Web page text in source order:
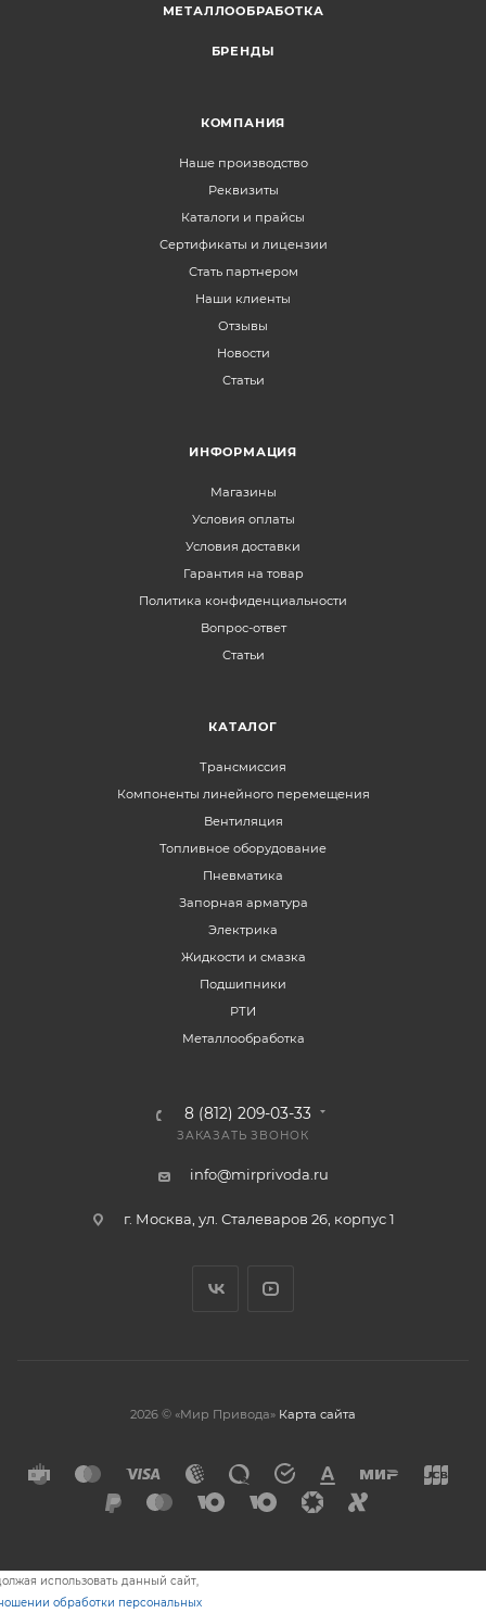
МЕТАЛЛООБРАБОТКА
БРЕНДЫ
КОМПАНИЯ
Наше производство
Реквизиты
Каталоги и прайсы
Сертификаты и лицензии
Стать партнером
Наши клиенты
Отзывы
Новости
Статьи
ИНФОРМАЦИЯ
Магазины
Условия оплаты
Условия доставки
Гарантия на товар
Политика конфиденциальности
Вопрос-ответ
Статьи
КАТАЛОГ
Трансмиссия
Компоненты линейного перемещения
Вентиляция
Топливное оборудование
Пневматика
Запорная арматура
Электрика
Жидкости и смазка
Подшипники
РТИ
Металлообработка
8 (812) 209-03-33
ЗАКАЗАТЬ ЗВОНОК
info@mirprivoda.ru
г. Москва, ул. Сталеваров 26, корпус 1
2026 © «Мир Привода» Карта сайта
использовать данный сайт,
обработки персональных